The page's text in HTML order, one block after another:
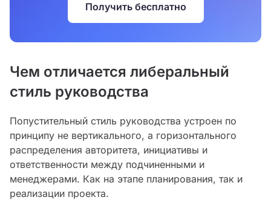
Получить бесплатно
Чем отличается либеральный
стиль руководства
Попустительный стиль руководства устроен по
принципу не вертикального, а горизонтального
распределения авторитета, инициативы и
ответственности между подчиненными и
менеджерами. Как на этапе планирования, так и
реализации проекта.